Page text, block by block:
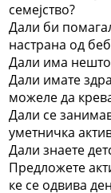
семејство?
Дали би
настрана од
Дали има нешто
Дали имате
можеле да
Дали се
уметничка
Дали знаете
Предложете
ке се одвива